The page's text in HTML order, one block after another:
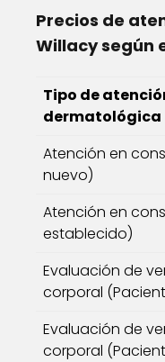
Precios de
Willacy según
Tipo de
dermatológica
Atención en
nuevo)
Atención en
establecido)
Evaluación de
corporal
Evaluación de
corporal